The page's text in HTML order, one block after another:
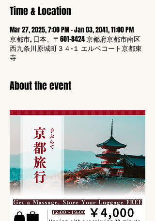
Time & Location
Mar 27, 2025, 7:00 PM – Jan 03, 2041, 11:00 PM
京都市, 日本、〒601-8424 京都府京都市南区
西九条川原城町３４−１ エルベコート京都東
寺
About the event